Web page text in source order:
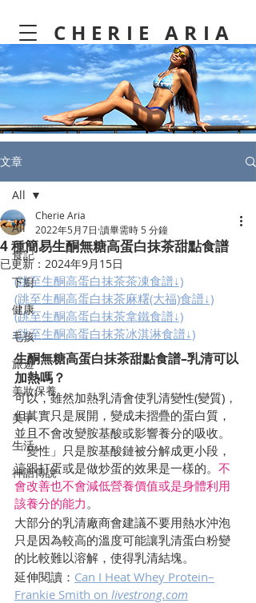
CHERIE ARIA
文章
All
食記
下廚
健康
毛孩
旅遊
美妝保養
美甲
生活
神話傳說
All
4 種簡易生酮無糖高蛋白抹茶甜點食譜
Cherie Aria
2022年5月7日 讀畢需時 5 分鐘
已更新： 2024年9月15日
(跳至生酮高蛋白抹茶茶凍食譜↓)
(跳至生酮高蛋白抹茶麻糬(大福)食譜↓)
(跳至生酮高蛋白抹茶拿鐵食譜↓)
(跳至生酮高蛋白抹茶冰淇淋食譜↓)
生酮無糖高蛋白抹茶甜點食譜–乳清可以
加熱嗎？
可以，雖然加熱乳清會使乳清變性(變質)，
但其實只是展開，變成未摺疊的蛋白質，
並且不會改變胺基酸或影響養分的吸收。
「變性」只是胺基酸鏈被分解成更小段，
這跟打蛋或是做炒蛋的效果是一樣的。 不
會改善也不會減低營養價值或是身體利用
該養分的能力。
大部分的乳清廠商會建議不要用熱水沖泡
只是因為較高的溫度可能讓乳清蛋白粉變
的比較難以溶解，使得乳清結塊。
延伸閱讀： Can I Heat Whey Protein–
Frankie Smith on livestrong.com